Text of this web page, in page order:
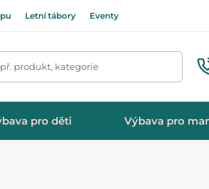
Letní tábory Eventy
produkt, kategorie
pro děti Výbava pro